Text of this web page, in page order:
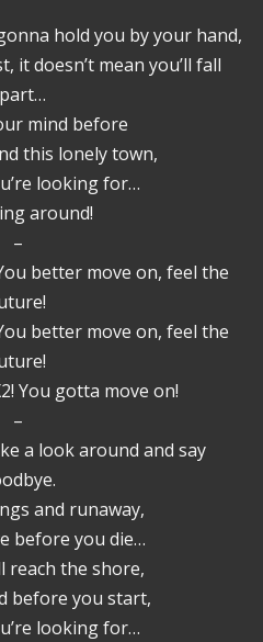
hold you by your hand,
it doesn’t mean you’ll fall
mind before
this lonely town,
looking for…
around!
–
better move on, feel the
better move on, feel the
You gotta move on!
–
a look around and say
and runaway,
before you die…
reach the shore,
before you start,
looking for…